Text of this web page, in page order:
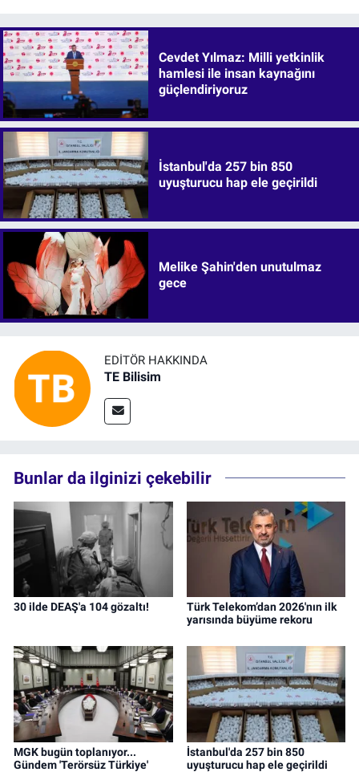
Cevdet Yılmaz: Milli yetkinlik
hamlesi ile insan kaynağını
güçlendiriyoruz
İstanbul'da 257 bin 850
uyuşturucu hap ele geçirildi
Melike Şahin'den unutulmaz
gece
EDITÖR HAKKINDA
TE Bilisim
Bunlar da ilginizi çekebilir
30 ilde DEAŞ'a 104 gözaltı!
Türk Telekom’dan 2026'nın ilk
yarısında büyüme rekoru
MGK bugün toplanıyor...
Gündem 'Terörsüz Türkiye'
İstanbul'da 257 bin 850
uyuşturucu hap ele geçirildi